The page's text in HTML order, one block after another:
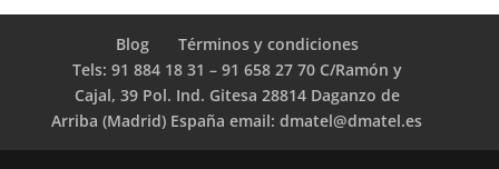
Blog
Términos y condiciones
Tels: 91 884 18 31 – 91 658 27 70 C/Ramón y
Cajal, 39 Pol. Ind. Gitesa 28814 Daganzo de
Arriba (Madrid) España email: dmatel@dmatel.es